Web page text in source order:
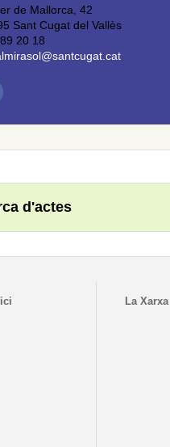
de Mallorca, 42
Sant Cugat del Vallès
20 18
d'actes
La Xarxa